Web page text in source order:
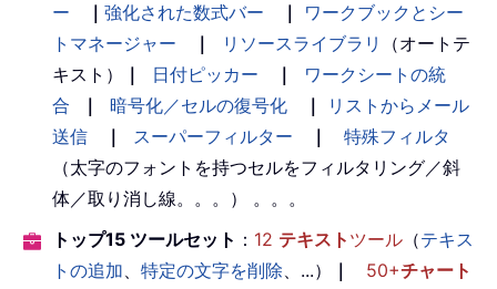
ー
｜ 強化された数式バー ｜
ワークブックとシー
トマネージャー
｜ リソースライブラリ
（オートテ
キスト）
｜ 日付ピッカー ｜
ワークシートの統
合
｜ 暗号化／セルの復号化 ｜
リストからメール
送信
｜ スーパーフィルター ｜
特殊フィルタ
（太字のフォントを持つセルをフィルタリング／斜
体／取り消し線。。。） 。。。
トップ15 ツールセット ： 12 テキスト ツール （テキス
トの追加、 特定の文字を削除、...） ｜ 50+チャート